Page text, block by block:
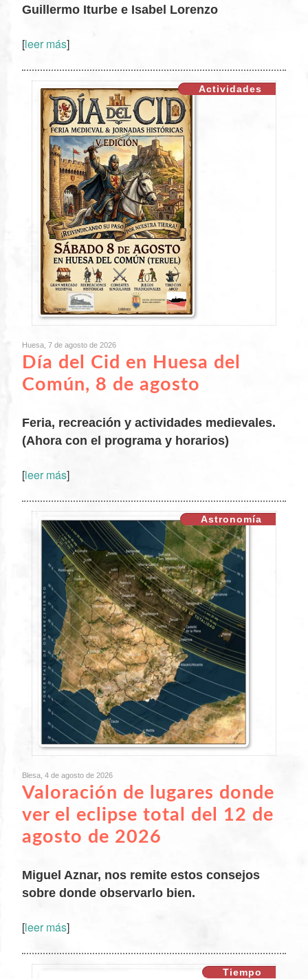
Guillermo Iturbe e Isabel Lorenzo
[leer más]
Actividades
XX
Huesa, 7 de agosto de 2026
Día del Cid en Huesa del
Común, 8 de agosto
Feria, recreación y actividades medievales.
(Ahora con el programa y horarios)
[leer más]
Astronomía
Blesa, 4 de agosto de 2026
Valoración de lugares donde
ver el eclipse total del 12 de
agosto de 2026
Miguel Aznar, nos remite estos consejos
sobre donde observarlo bien.
[leer más]
Tiempo